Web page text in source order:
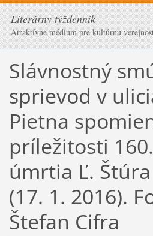
Literárny týždenník
Atraktívne médium pre kultúrnu
Slávnostný
sprievod v
Pietna
príležitosti
úmrtia Ľ.
(17. 1. 2016).
Štefan Cifra